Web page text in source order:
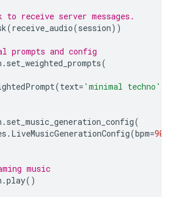
to receive server messages.
(receive_audio(session))
prompts and config
. set_weighted_prompts(
(text= 'minimal techno'
. set_music_generation_config(
. LiveMusicGenerationConfig(bpm=90
music
.play()